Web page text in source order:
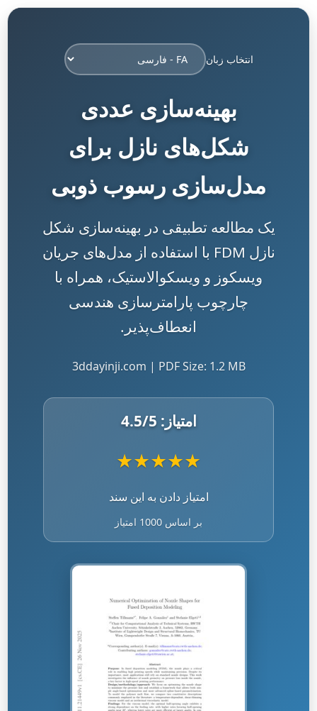
انتخاب زبان
بهینه‌سازی عددی
شکل‌های نازل برای
مدل‌سازی رسوب ذوبی
یک مطالعه تطبیقی در بهینه‌سازی شکل
نازل FDM با استفاده از مدل‌های جریان
ویسکوز و ویسکوالاستیک، همراه با
چارچوب پارامترسازی هندسی
انعطاف‌پذیر.
3ddayinji.com | PDF Size: 1.2 MB
امتیاز: 4.5/5
★
★
★
★
★
امتیاز دادن به این سند
بر اساس 1000 امتیاز